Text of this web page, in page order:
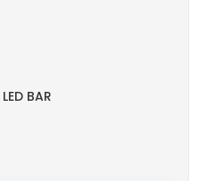
BAR